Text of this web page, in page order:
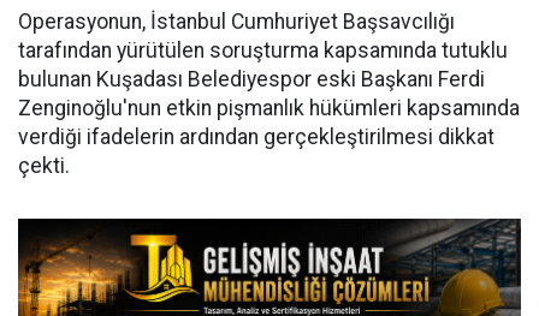
Operasyonun, İstanbul Cumhuriyet Başsavcılığı
tarafından yürütülen soruşturma kapsamında tutuklu
bulunan Kuşadası Belediyespor eski Başkanı Ferdi
Zenginoğlu'nun etkin pişmanlık hükümleri kapsamında
verdiği ifadelerin ardından gerçekleştirilmesi dikkat
çekti.